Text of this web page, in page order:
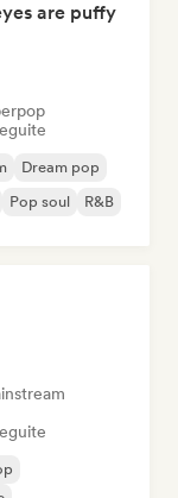
are puffy
Dream pop
Pop soul R&B